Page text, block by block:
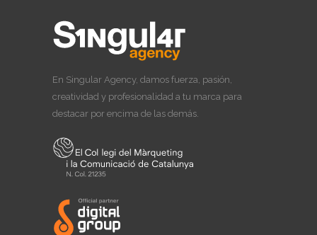
En Singular Agency, damos fuerza, pasión,
creatividad y profesionalidad a tu marca para
destacar por encima de las demás.